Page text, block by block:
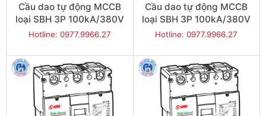
Cầu dao tự động MCCB
loại SBH 3P 100kA/380V
630A - Model
Hotline: 0977.9966.27
Cầu dao tự động MCCB
loại SBH 3P 100kA/380V
500A - Model
Hotline: 0977.9966.27